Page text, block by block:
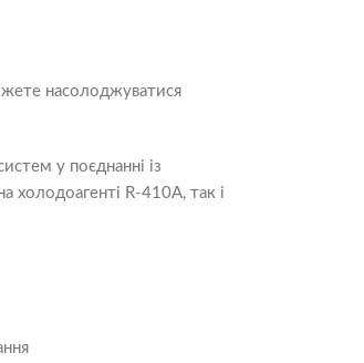
насолоджуватися
у поєднанні із
R-410A, так і